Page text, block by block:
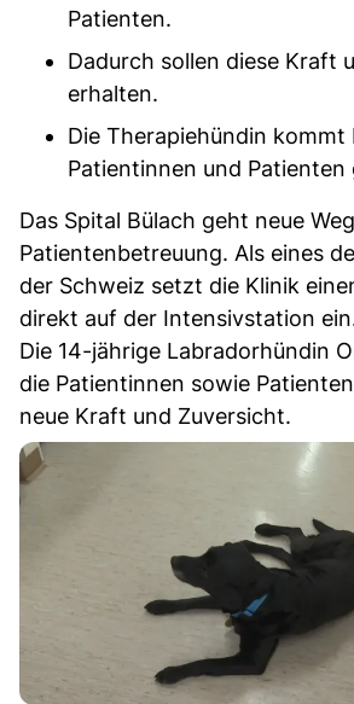
Patienten.
Dadurch sollen diese Kraft
erhalten.
Die Therapiehündin kommt
Patientinnen und Patienten
Das Spital Bülach geht neue
Patientenbetreuung. Als eines
der Schweiz setzt die Klinik
direkt auf der Intensivstation
Die 14-jährige Labradorhündin
die Patientinnen sowie
neue Kraft und Zuversicht.